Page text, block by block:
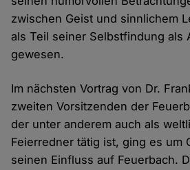
zwischen Geist und sinnlichem
als Teil seiner Selbstfindung als
gewesen.
Im nächsten Vortrag von Dr.
zweiten Vorsitzenden der
der unter anderem auch als
Feierredner tätig ist, ging es um
seinen Einfluss auf Feuerbach.